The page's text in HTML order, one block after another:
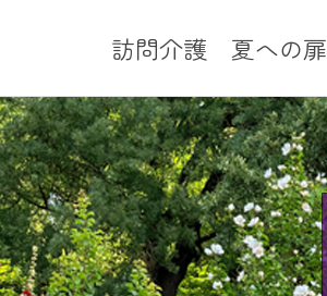
訪問介護 夏への扉